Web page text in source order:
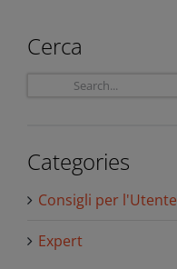
Cerca
Categories
Consigli per l'Utente
Expert